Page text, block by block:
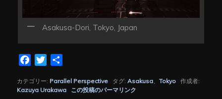
Asakusa-Dori, Tokyo, Japan
FacebookTwitter
カテゴリー: Parallel Perspective タグ:Asakusa 、Tokyo 作成者:
Kazuya Urakawa
この投稿のパーマリンク